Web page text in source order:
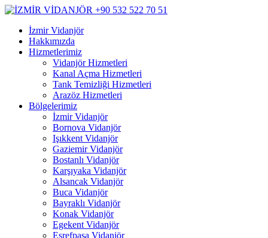
İzmir Vidanjör
Hakkımızda
Hizmetlerimiz
Vidanjör Hizmetleri
Kanal Açma Hizmetleri
Tank Temizliği Hizmetleri
Arazöz Hizmetleri
Bölgelerimiz
İzmir Vidanjör
Bornova Vidanjör
Işıkkent Vidanjör
Gaziemir Vidanjör
Bostanlı Vidanjör
Karşıyaka Vidanjör
Alsancak Vidanjör
Buca Vidanjör
Bayraklı Vidanjör
Konak Vidanjör
Egekent Vidanjör
Eşrefpaşa Vidanjör